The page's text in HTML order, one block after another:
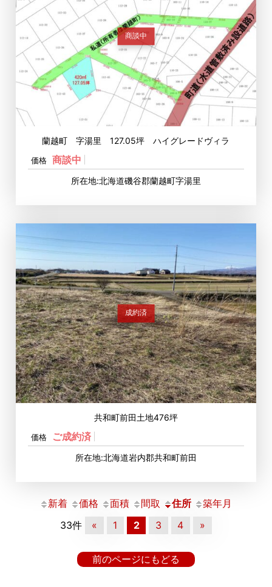
商談中
蘭越町 字湯里 127.05坪 ハイグレードヴィラ
価格 商談中
所在地:北海道磯谷郡蘭越町字湯里
成約済
共和町前田土地476坪
価格 ご成約済
所在地:北海道岩内郡共和町前田
新着 価格 面積 間取 住所
築年月
33件
« 1 2 3 4 »
前のページにもどる